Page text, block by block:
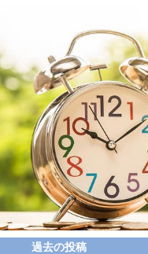
過去の投稿